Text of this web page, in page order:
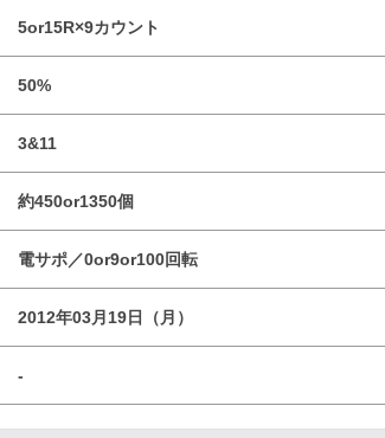
5or15R×9カウント
50%
3&11
約450or1350個
電サポ／0or9or100回転
2012年03月19日（月）
-